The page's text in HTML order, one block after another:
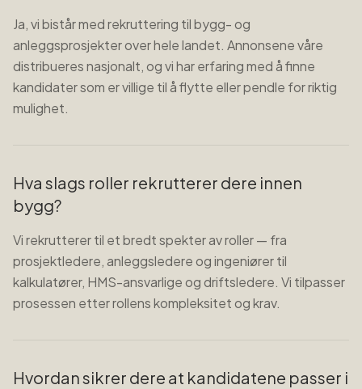
Ja, vi bistår med rekruttering til bygg- og
anleggsprosjekter over hele landet. Annonsene våre
distribueres nasjonalt, og vi har erfaring med å finne
kandidater som er villige til å flytte eller pendle for riktig
mulighet.
Hva slags roller rekrutterer dere innen
bygg?
Vi rekrutterer til et bredt spekter av roller — fra
prosjektledere, anleggsledere og ingeniører til
kalkulatører, HMS-ansvarlige og driftsledere. Vi tilpasser
prosessen etter rollens kompleksitet og krav.
Hvordan sikrer dere at kandidatene passer i